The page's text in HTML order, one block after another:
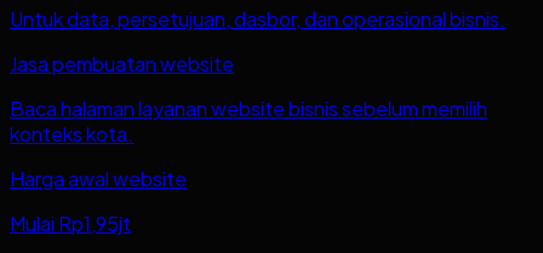
Untuk data, persetujuan, dasbor, dan operasional bisnis.
Jasa pembuatan website
Baca halaman layanan website bisnis sebelum memilih
konteks kota.
Harga awal website
Mulai Rp1,95jt